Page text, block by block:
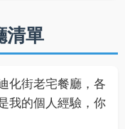
清單
化街老宅餐廳，各
我的個人經驗，你